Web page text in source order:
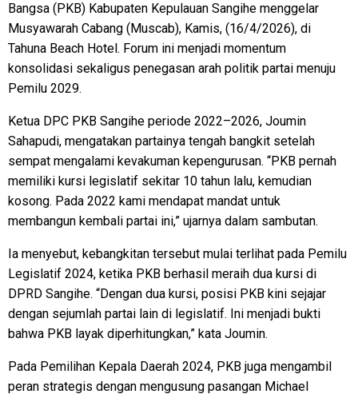
Bangsa (PKB) Kabupaten Kepulauan Sangihe menggelar
Musyawarah Cabang (Muscab), Kamis, (16/4/2026), di
Tahuna Beach Hotel. Forum ini menjadi momentum
konsolidasi sekaligus penegasan arah politik partai menuju
Pemilu 2029.
Ketua DPC PKB Sangihe periode 2022–2026, Joumin
Sahapudi, mengatakan partainya tengah bangkit setelah
sempat mengalami kevakuman kepengurusan. “PKB pernah
memiliki kursi legislatif sekitar 10 tahun lalu, kemudian
kosong. Pada 2022 kami mendapat mandat untuk
membangun kembali partai ini,” ujarnya dalam sambutan.
Ia menyebut, kebangkitan tersebut mulai terlihat pada Pemilu
Legislatif 2024, ketika PKB berhasil meraih dua kursi di
DPRD Sangihe. “Dengan dua kursi, posisi PKB kini sejajar
dengan sejumlah partai lain di legislatif. Ini menjadi bukti
bahwa PKB layak diperhitungkan,” kata Joumin.
Pada Pemilihan Kepala Daerah 2024, PKB juga mengambil
peran strategis dengan mengusung pasangan Michael